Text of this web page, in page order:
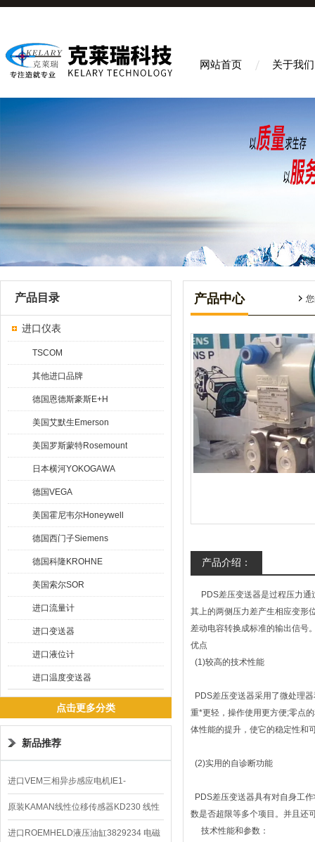
网站首页 关于我们
产品目录
进口仪表
TSCOM
其他进口品牌
德国恩德斯豪斯E+H
美国艾默生Emerson
美国罗斯蒙特Rosemount
日本横河YOKOGAWA
德国VEGA
美国霍尼韦尔Honeywell
德国西门子Siemens
德国科隆KROHNE
美国索尔SOR
进口流量计
进口变送器
进口液位计
进口温度变送器
点击更多分类
新品推荐
进口VEM三相异步感应电机IE1-
K21R80G4马达
原装KAMAN线性位移传感器KD230 线性
编码器
进口ROEMHELD液压油缸3829234 电磁
产品中心
产品介绍：
PDS差压变送器是过程压力通
其上的两侧压力差产生相应变形
差动电容转换成标准的输出信号
优点
(1)较高的技术性能
PDS差压变送器采用了微处理
重*更轻，操作使用更方便;零点
体性能的提升，使它的稳定性和
(2)实用的自诊断功能
PDS差压变送器具有对自身工
数是否超限等多个项目。并且还
技术性能和参数：